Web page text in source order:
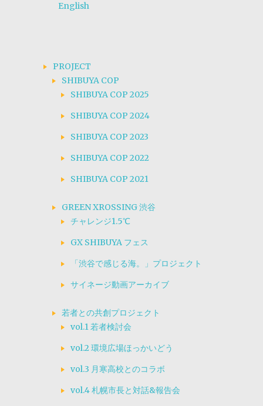
English
PROJECT
SHIBUYA COP
SHIBUYA COP 2025
SHIBUYA COP 2024
SHIBUYA COP 2023
SHIBUYA COP 2022
SHIBUYA COP 2021
GREEN XROSSING 渋谷
チャレンジ1.5℃
GX SHIBUYA フェス
「渋谷で感じる海。」プロジェクト
サイネージ動画アーカイブ
若者との共創プロジェクト
vol.1 若者検討会
vol.2 環境広場ほっかいどう
vol.3 月寒高校とのコラボ
vol.4 札幌市長と対話&報告会